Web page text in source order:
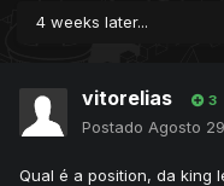
4 weeks later...
vitorelias 3
Postado Agosto
Qual é a position, da king